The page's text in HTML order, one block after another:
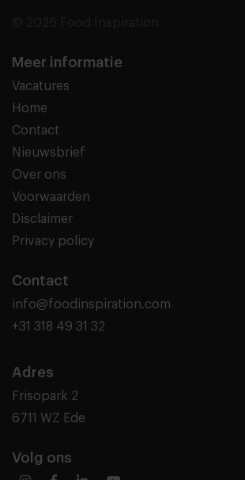
Meer informatie
Vacatures
Home
Contact
Nieuwsbrief
Over ons
Voorwaarden
Disclaimer
Privacy policy
Contact
info@foodinspiration.com
+31 318 49 31 32
Adres
Frisopark 2
6711 WZ Ede
Volg ons